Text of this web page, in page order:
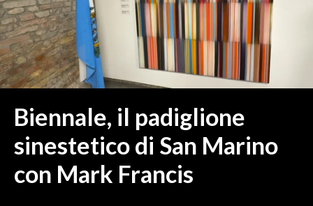
SASSARI E PROVINCIA
GALLURA
NUORO E PROVINCIA
OGLIASTRA
ITALIA
MONDO
Biennale, il padiglione
sinestetico di San Marino
con Mark Francis